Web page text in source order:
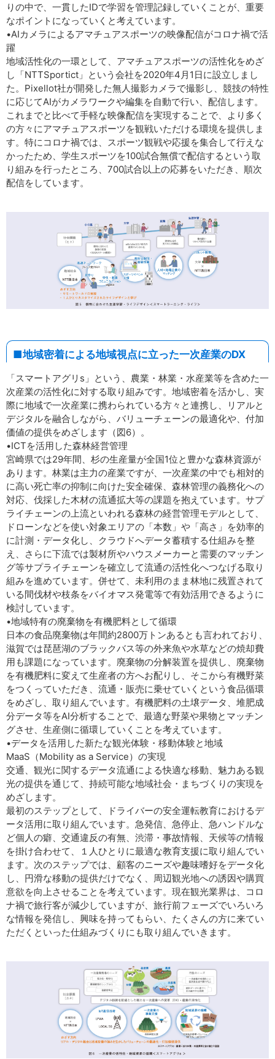
りの中で、一貫したIDで学習を管理記録していくことが、重要
なポイントになっていくと考えています。
•AIカメラによるアマチュアスポーツの映像配信がコロナ禍で活
躍
地域活性化の一環として、アマチュアスポーツの活性化をめざ
し「NTTSportict」という会社を2020年4月1日に設立しまし
た。Pixellot社が開発した無人撮影カメラで撮影し、競技の特性
に応じてAIがカメラワークや編集を自動で行い、配信します。
これまでと比べて手軽な映像配信を実現することで、より多く
の方々にアマチュアスポーツを観戦いただける環境を提供しま
す。特にコロナ禍では、スポーツ観戦や応援を集合して行えな
かったため、学生スポーツを100試合無償で配信するという取
り組みを行ったところ、700試合以上の応募をいただき、順次
配信をしています。
■地域密着による地域視点に立った一次産業のDX
「スマートアグリs」という、農業・林業・水産業等を含めた一
次産業の活性化に対する取り組みです。地域密着を活かし、実
際に地域で一次産業に携わられている方々と連携し、リアルと
デジタルを融合しながら、バリューチェーンの最適化や、付加
価値の提供をめざします（図6）。
•ICTを活用した森林経営管理
宮崎県では29年間、杉の生産量が全国1位と豊かな森林資源が
あります。林業は主力の産業ですが、一次産業の中でも相対的
に高い死亡率の抑制に向けた安全確保、森林管理の義務化への
対応、伐採した木材の流通拡大等の課題を抱えています。サプ
ライチェーンの上流といわれる森林の経営管理モデルとして、
ドローンなどを使い対象エリアの「本数」や「高さ」を効率的
に計測・データ化し、クラウドへデータ蓄積する仕組みを整
え、さらに下流では製材所やハウスメーカーと需要のマッチン
グ等サプライチェーンを確立して流通の活性化へつなげる取り
組みを進めています。併せて、未利用のまま林地に残置されて
いる間伐材や枝条をバイオマス発電等で有効活用できるように
検討しています。
•地域特有の廃棄物を有機肥料として循環
日本の食品廃棄物は年間約2800万トンあるとも言われており、
滋賀では琵琶湖のブラックバス等の外来魚や水草などの焼却費
用も課題になっています。廃棄物の分解装置を提供し、廃棄物
を有機肥料に変えて生産者の方へお配りし、そこから有機野菜
をつくっていただき、流通・販売に乗せていくという食品循環
をめざし、取り組んでいます。有機肥料の土壌データ、堆肥成
分データ等をAI分析することで、最適な野菜や果物とマッチン
グさせ、生産側に循環していくことを考えています。
•データを活用した新たな観光体験・移動体験と地域
MaaS（Mobility as a Ser­vice）の実現
交通、観光に関するデータ流通による快適な移動、魅力ある観
光の提供を通じて、持続可能な地域社会・まちづくりの実現を
めざします。
最初のステップとして、ドライバーの安全運転教育におけるデ
ータ活用に取り組んでいます。急発信、急停止、急ハンドルな
ど個人の癖、交通違反の有無、渋滞・事故情報、天候等の情報
を掛け合わせて、１人ひとりに最適な教育支援に取り組んでい
ます。次のステップでは、顧客のニーズや趣味嗜好をデータ化
し、円滑な移動の提供だけでなく、周辺観光地への誘因や購買
意欲を向上させることを考えています。現在観光業界は、コロ
ナ禍で旅行客が減少していますが、旅行前フェーズでいろいろ
な情報を発信し、興味を持ってもらい、たくさんの方に来てい
ただくといった仕組みづくりにも取り組んでいきます。